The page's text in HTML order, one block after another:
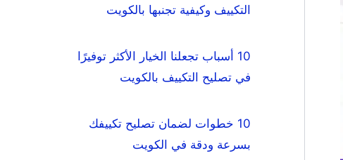
التكييف وكيفية تجنبها بالكويت
10 أسباب تجعلنا الخيار الأكثر توفيرًا
في تصليح التكييف بالكويت
10 خطوات لضمان تصليح تكييفك
بسرعة ودقة في الكويت